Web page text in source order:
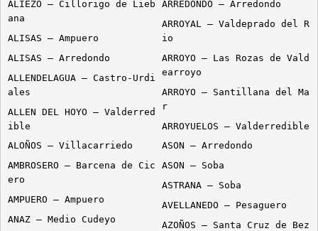
ALIEZO – Cillorigo de Lieb
ana
ALISAS – Ampuero
ALISAS – Arredondo
ALLENDELAGUA – Castro-Urdi
ales
ALLEN DEL HOYO – Valderred
ible
ALOÑOS – Villacarriedo
AMBROSERO – Barcena de Cic
ero
AMPUERO – Ampuero
ANAZ – Medio Cudeyo
ARREDONDO – Arredondo
ARROYAL – Valdeprado del R
io
ARROYO – Las Rozas de Vald
earroyo
ARROYO – Santillana del Ma
r
ARROYUELOS – Valderredible
ASON – Arredondo
ASON – Soba
ASTRANA – Soba
AVELLANEDO – Pesaguero
AZOÑOS – Santa Cruz de Bez